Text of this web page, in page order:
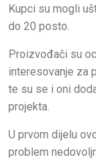
Kupci su mogli
do 20 posto.
Proizvođači su
interesovanje za
te su se i oni
projekta.
U prvom dijelu
problem